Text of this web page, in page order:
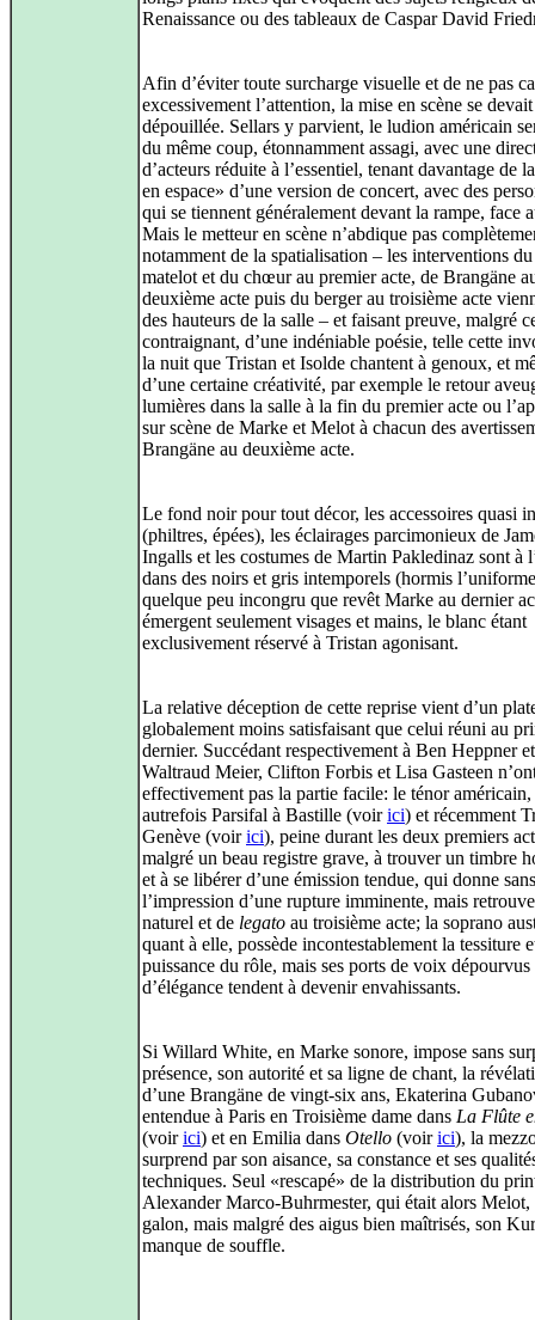
Renaissance ou des tableaux de Caspar David
Afin d’éviter toute surcharge visuelle et de ne pas
excessivement l’attention, la mise en scène se devait
dépouillée. Sellars y parvient, le ludion américain
du même coup, étonnamment assagi, avec une
d’acteurs réduite à l’essentiel, tenant davantage de
en espace» d’une version de concert, avec des
qui se tiennent généralement devant la rampe, face
Mais le metteur en scène n’abdique pas
notamment de la spatialisation – les interventions
matelot et du chœur au premier acte, de Brangäne
deuxième acte puis du berger au troisième acte
des hauteurs de la salle – et faisant preuve, malgré
contraignant, d’une indéniable poésie, telle cette
la nuit que Tristan et Isolde chantent à genoux, et
d’une certaine créativité, par exemple le retour
lumières dans la salle à la fin du premier acte ou
sur scène de Marke et Melot à chacun des
Brangäne au deuxième acte.
Le fond noir pour tout décor, les accessoires quasi
(philtres, épées), les éclairages parcimonieux de
Ingalls et les costumes de Martin Pakledinaz sont à
dans des noirs et gris intemporels (hormis
quelque peu incongru que revêt Marke au dernier
émergent seulement visages et mains, le blanc étant
exclusivement réservé à Tristan agonisant.
La relative déception de cette reprise vient d’un
globalement moins satisfaisant que celui réuni au
dernier. Succédant respectivement à Ben Heppner
Waltraud Meier, Clifton Forbis et Lisa Gasteen
effectivement pas la partie facile: le ténor
autrefois Parsifal à Bastille (voirici) et récemment
Genève (voirici), peine durant les deux premiers
malgré un beau registre grave, à trouver un timbre
et à se libérer d’une émission tendue, qui donne
l’impression d’une rupture imminente, mais
naturel et de legato au troisième acte; la soprano
quant à elle, possède incontestablement la tessiture
puissance du rôle, mais ses ports de voix dépourvus
d’élégance tendent à devenir envahissants.
Si Willard White, en Marke sonore, impose sans
présence, son autorité et sa ligne de chant, la
d’une Brangäne de vingt-six ans, Ekaterina
entendue à Paris en Troisième dame dans La Flûte
(voirici) et en Emilia dans Otello (voirici), la
surprend par son aisance, sa constance et ses
techniques. Seul «rescapé» de la distribution du
Alexander Marco-Buhrmester, qui était alors Melot,
galon, mais malgré des aigus bien maîtrisés, son
manque de souffle.